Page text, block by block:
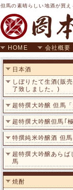
但馬の素晴らしい地酒が買え
HOME 会社概要
日本酒
しぼりたて生酒(販
了致しました。)
超特撰大吟醸 但馬「
超特撰大吟醸但馬｢
特撰純米吟醸酒 但馬
超特撰大吟醸あらば
馬
焼酎